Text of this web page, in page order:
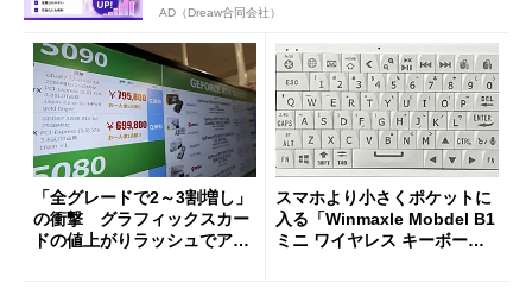
AD（Dreaw合同会社）
「全グレードで2～3割増し」
の衝撃 グラフィックスカー
ドの値上がりラッシュでアキ
スマホより小さくポケットに
入る「Winmaxle Mobdel B1
ミニ ワイヤレス キーボー